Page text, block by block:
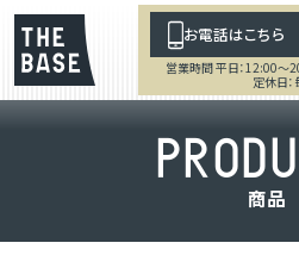
お電話はこちら
営業時間 平日：12:00～
定休日
PRODU
商品